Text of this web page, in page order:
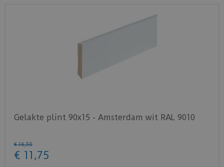
Gelakte plint 90x15 - Amsterdam wit RAL 9010
€ 16,50
€ 11 ,75